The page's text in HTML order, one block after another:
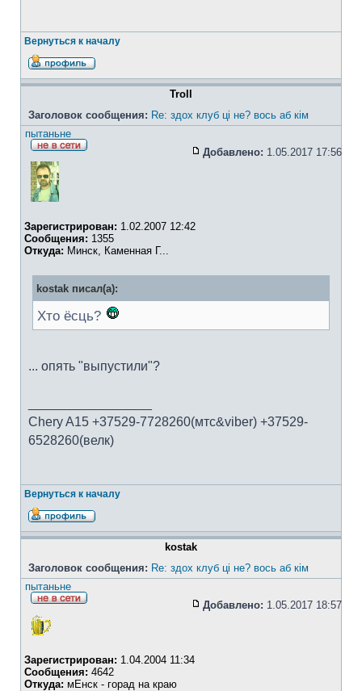
Вернуться к началу
Troll
Заголовок сообщения: Re: здох клуб ці не? вось аб кім
пытаньне
Добавлено: 1.05.2017 17:56
Зарегистрирован: 1.02.2007 12:42
Сообщения: 1355
Откуда: Минск, Каменная Г...
kostak писал(а):
Хто ёсць?
... опять "выпустили"?
Chery A15 +37529-7728260(мтс&viber) +37529-
6528260(велк)
Вернуться к началу
kostak
Заголовок сообщения: Re: здох клуб ці не? вось аб кім
пытаньне
Добавлено: 1.05.2017 18:57
Зарегистрирован: 1.04.2004 11:34
Сообщения: 4642
Откуда: мЕнск - горад на краю